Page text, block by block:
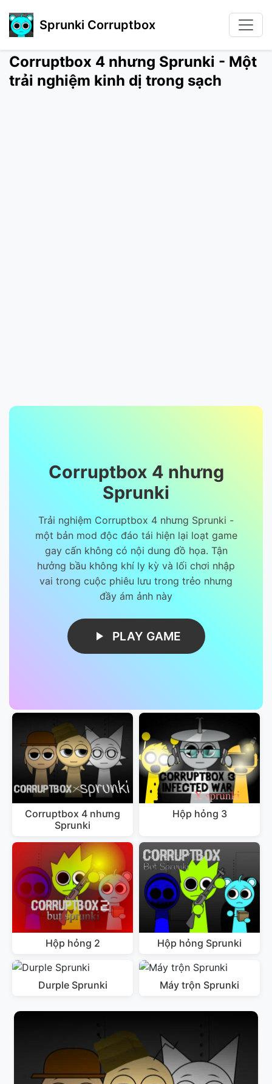
Sprunki Corruptbox
Corruptbox 4 nhưng Sprunki - Một
trải nghiệm kinh dị trong sạch
Corruptbox 4 nhưng
Sprunki
Trải nghiệm Corruptbox 4 nhưng Sprunki -
một bản mod độc đáo tái hiện lại loạt game
gay cấn không có nội dung đồ họa. Tận
hưởng bầu không khí ly kỳ và lối chơi nhập
vai trong cuộc phiêu lưu trong trẻo nhưng
đầy ám ảnh này
PLAY GAME
Corruptbox 4 nhưng
Sprunki
Hộp hỏng 3
Hộp hỏng 2 Hộp hỏng Sprunki
Durple Sprunki Máy trộn Sprunki